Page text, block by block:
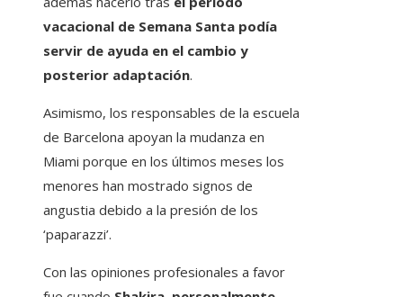
vacacional de Semana Santa podía
servir de ayuda en el cambio y
posterior adaptación.
Asimismo, los responsables de la escuela
de Barcelona apoyan la mudanza en
Miami porque en los últimos meses los
menores han mostrado signos de
angustia debido a la presión de los
‘paparazzi’.
Con las opiniones profesionales a favor